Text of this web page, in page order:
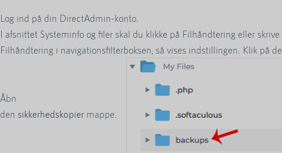
Log ind på din DirectAdmin-konto.
I afsnittet Systeminfo og filer skal du klikke på Filhåndtering eller skrive
Filhåndtering i navigationsfilterboksen, så vises indstillingen. Klik på
Åbn
den sikkerhedskopier mappe.